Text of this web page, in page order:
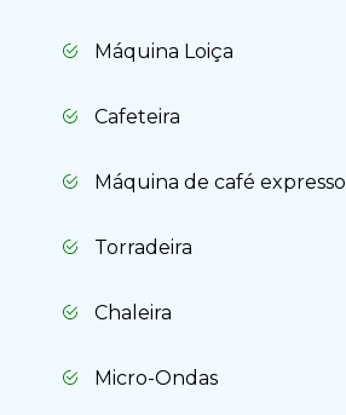
Máquina Loiça
Cafeteira
Máquina de café expresso
Torradeira
Chaleira
Micro-Ondas